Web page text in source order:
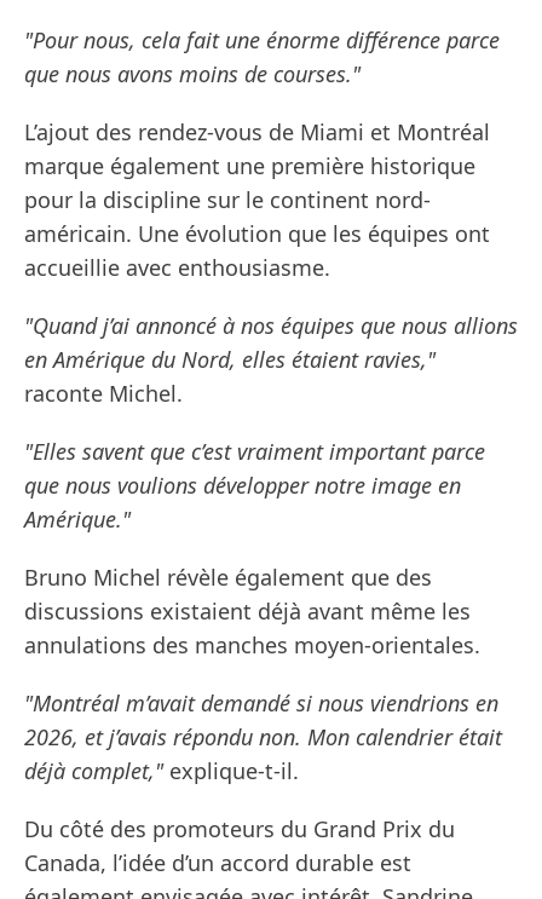
"Pour nous, cela fait une énorme différence parce
que nous avons moins de courses."
L’ajout des rendez-vous de Miami et Montréal
marque également une première historique
pour la discipline sur le continent nord-
américain. Une évolution que les équipes ont
accueillie avec enthousiasme.
"Quand j’ai annoncé à nos équipes que nous allions
en Amérique du Nord, elles étaient ravies,"
raconte Michel.
"Elles savent que c’est vraiment important parce
que nous voulions développer notre image en
Amérique."
Bruno Michel révèle également que des
discussions existaient déjà avant même les
annulations des manches moyen-orientales.
"Montréal m’avait demandé si nous viendrions en
2026, et j’avais répondu non. Mon calendrier était
déjà complet,"explique-t-il.
Du côté des promoteurs du Grand Prix du
Canada, l’idée d’un accord durable est